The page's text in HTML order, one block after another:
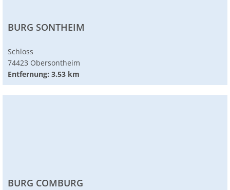
BURG SONTHEIM
Schloss
74423 Obersontheim
Entfernung: 3.53 km
BURG COMBURG